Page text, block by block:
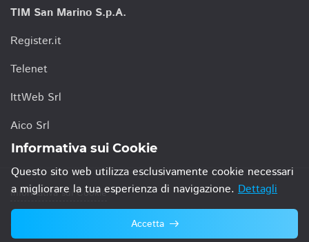
TIM San Marino S.p.A.
Register.it
Telenet
IttWeb Srl
Aico Srl
Informativa sui Cookie
© 2021 TIM San Marino S.p.A.
Informativa sui Cookie
Questo sito web utilizza esclusivamente cookie necessari
a migliorare la tua esperienza di navigazione. Dettagli
Accetta